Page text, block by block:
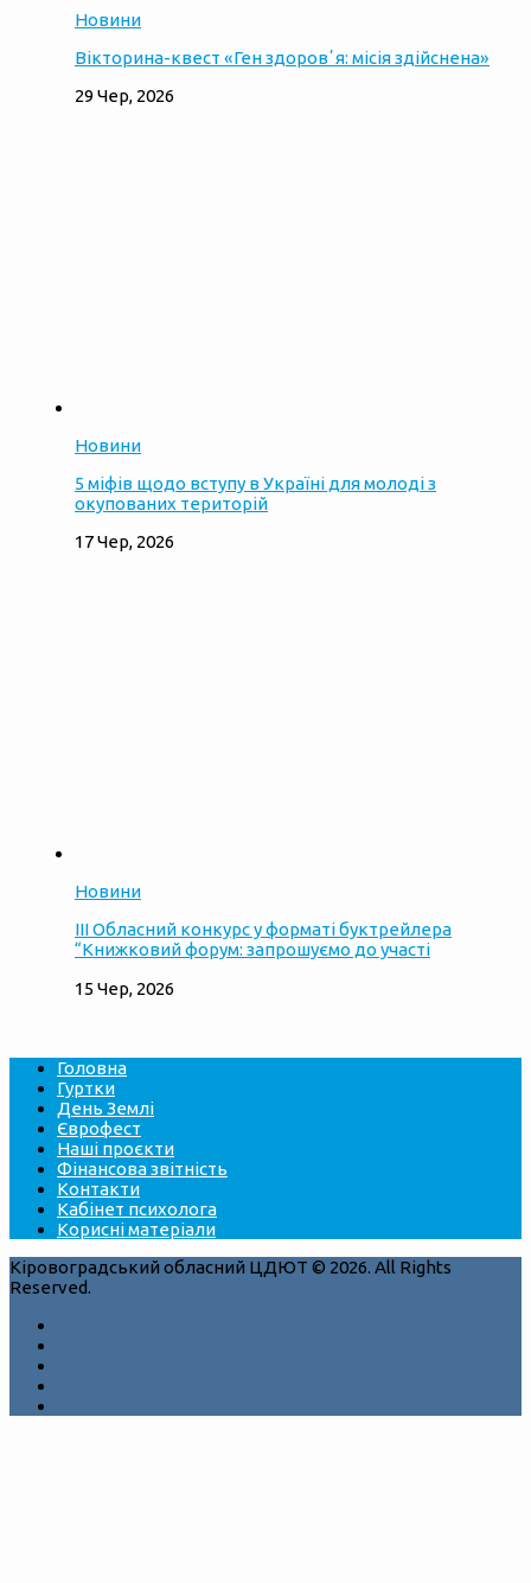
Новини
Вікторина-квест «Ген здоровʼя: місія здійснена»
29 Чер, 2026
Новини
5 міфів щодо вступу в Україні для молоді з
окупованих територій
17 Чер, 2026
Новини
ІІІ Обласний конкурс у форматі буктрейлера
“Книжковий форум: запрошуємо до участі
15 Чер, 2026
Головна
Гуртки
День Землі
Єврофест
Наші проєкти
Фінансова звітність
Контакти
Кабінет психолога
Корисні матеріали
Кіровоградський обласний ЦДЮТ © 2026. All Rights
Reserved.